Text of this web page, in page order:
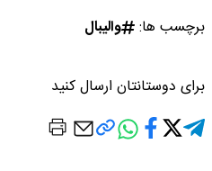
برچسب ها: والیبال
برای دوستانتان ارسال کنید